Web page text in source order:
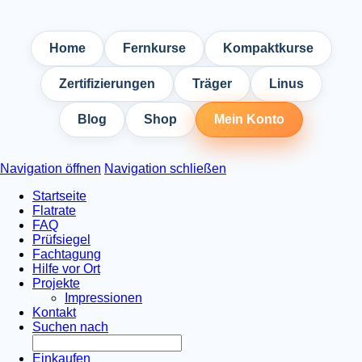
Home Fernkurse Kompaktkurse
Zertifizierungen Träger Linus
Blog Shop Mein Konto
Navigation öffnen Navigation schließen
Startseite
Flatrate
FAQ
Prüfsiegel
Fachtagung
Hilfe vor Ort
Projekte
Impressionen
Kontakt
Suchen nach
Einkaufen